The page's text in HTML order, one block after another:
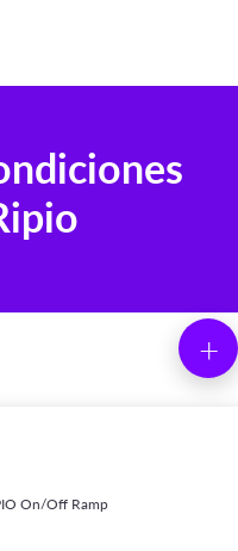
On/Off Ramp
+
de Uso de los
Finzi